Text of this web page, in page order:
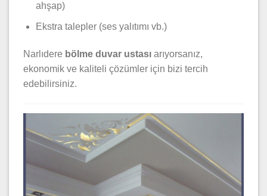
ahşap)
Ekstra talepler (ses yalıtımı vb.)
Narlıdere bölme duvar ustası arıyorsanız,
ekonomik ve kaliteli çözümler için bizi tercih
edebilirsiniz.